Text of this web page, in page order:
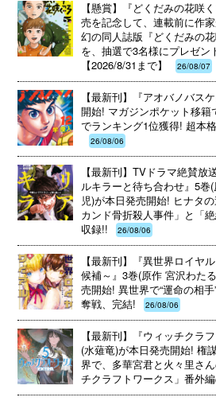
【懸賞】『どくだみの花咲
売を記念して、連載前に作
幻の同人誌版『どくだみの
を、抽選で3名様にプレゼ
【2026/8/31まで】
26/08/07
【最新刊】『アオバノバス
開始! マガジンポケット移
でランキング1位獲得! 超本
26/08/06
【最新刊】TVドラマ絶賛
ルキラーと待ち合わせ』5
児)が本日発売開始! ヒナタ
カンド骨折殺人事件」と「
収録!!
26/08/06
【最新刊】『異世界ロイヤ
候補～』3巻(原作 宮沢わた
売開始! 異世界で“運命の相
奪戦、完結!
26/08/06
【最新刊】『ウィッチクラ
(水薙竜)が本日発売開始! 権
界で、多華宮君と火々里さ
チクラフトワークス」番外